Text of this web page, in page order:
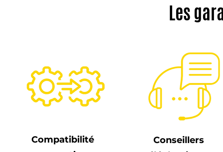
Les
Compatibilité
Conseillers